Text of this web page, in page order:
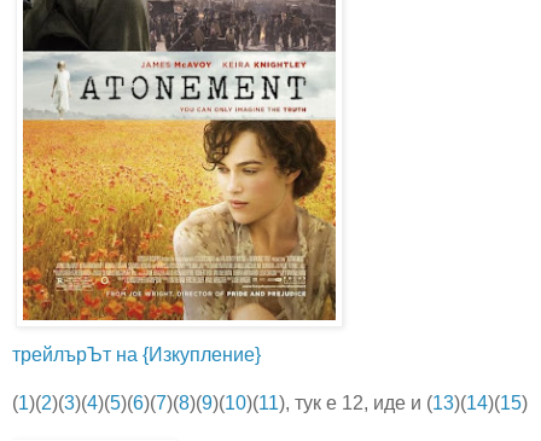
трейлърЪт на {Изкупление}
(1)(2)(3)(4)(5)(6)(7)(8)(9)(10)(11), тук е 12, иде и (13)(14)(15)